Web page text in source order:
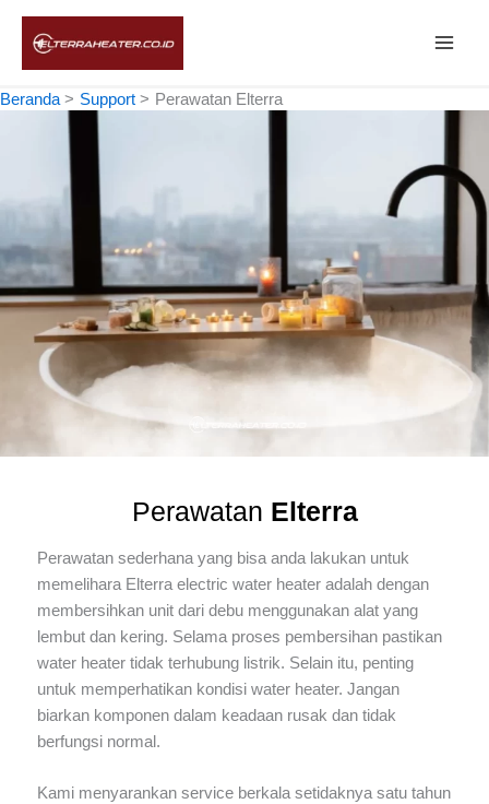
Beranda Support Perawatan Elterra
Perawatan Elterra
Perawatan sederhana yang bisa anda lakukan untuk
memelihara Elterra electric water heater adalah dengan
membersihkan unit dari debu menggunakan alat yang
lembut dan kering. Selama proses pembersihan pastikan
water heater tidak terhubung listrik. Selain itu, penting
untuk memperhatikan kondisi water heater. Jangan
biarkan komponen dalam keadaan rusak dan tidak
berfungsi normal.
Kami menyarankan service berkala setidaknya satu tahun